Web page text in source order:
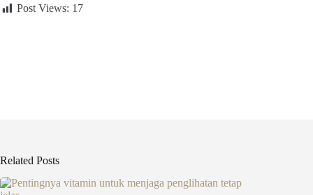
Post Views: 17
Related Posts